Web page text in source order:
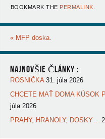
BOOKMARK THE PERMALINK
«MFP doska.
NAJNOVŠIE ČLÁNKY :
ROSNIČKA 31. júla 2026
CHCETE MAŤ DOMA KÚSOK
júla 2026
PRAHY, HRANOLY, DOSKY…